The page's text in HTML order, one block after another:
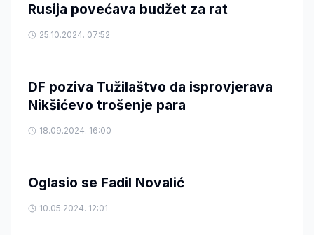
Rusija povećava budžet za rat
25.10.2024. 07:52
DF poziva Tužilaštvo da isprovjerava
Nikšićevo trošenje para
18.09.2024. 16:00
Oglasio se Fadil Novalić
10.05.2024. 12:01